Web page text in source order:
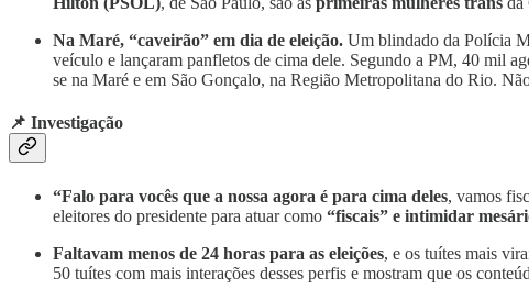
Na Maré, “caveirão” em dia de eleição. Um blindado da Polícia
veículo e lançaram panfletos de cima dele. Segundo a PM, 40 mil
se na Maré e em São Gonçalo, na Região Metropolitana do Rio.
📌 Investigação
“Falo para vocês que a nossa agora é para cima deles, vamos
eleitores do presidente para atuar como “fiscais” e intimidar
Faltavam menos de 24 horas para as eleições, e os tuítes mais
50 tuítes com mais interações desses perfis e mostram que os